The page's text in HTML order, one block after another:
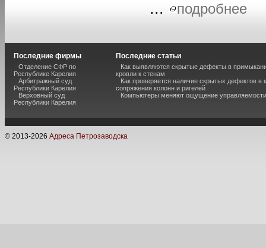
...
подробнее
Последние фирмы
Отделение СФР по
Республике Карелия
Арбитражный суд
Республики Карелия
Верховный суд
Республики Карелия
Последние статьи
Как выявляются скрытые дефекты в
кровли к стенам
Как проверяется наличие скрытых дефектов в
сопряжения колонн и ригелей
Компьютеры меняют ощущение управляемости
© 2013-2026 Адреса Петрозаводска